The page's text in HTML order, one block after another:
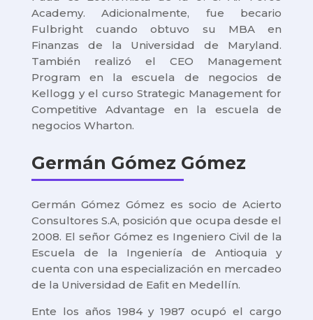
Academy. Adicionalmente, fue becario
Fulbright cuando obtuvo su MBA en
Finanzas de la Universidad de Maryland.
También realizó el CEO Management
Program en la escuela de negocios de
Kellogg y el curso Strategic Management for
Competitive Advantage en la escuela de
negocios Wharton.
Germán Gómez Gómez
Germán Gómez Gómez es socio de Acierto
Consultores S.A, posición que ocupa desde el
2008. El señor Gómez es Ingeniero Civil de la
Escuela de la Ingeniería de Antioquia y
cuenta con una especialización en mercadeo
de la Universidad de Eaﬁt en Medellín.
Ente los años 1984 y 1987 ocupó el cargo